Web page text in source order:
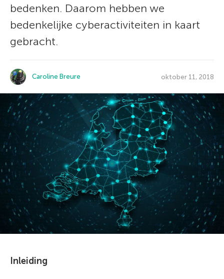
bedenken. Daarom hebben we
bedenkelijke cyberactiviteiten in kaart
gebracht.
Caroline Breure oktober 11, 2018
Inleiding